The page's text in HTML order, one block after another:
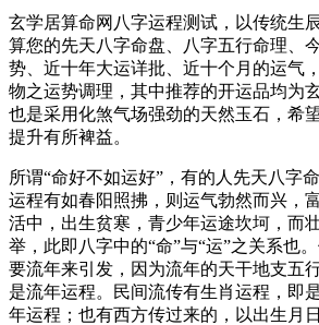
玄学居算命网八字运程测试，以传统生
算您的先天八字命盘、八字五行命理、
势、近十年大运详批、近十个月的运气
物之运势调理，其中推荐的开运品均为
也是采用化煞气场强劲的天然玉石，希
提升有所裨益。
所谓“命好不如运好”，有的人先天八字
运程有如春阳照拂，则运气勃然而兴，
活中，出生贫寒，青少年运途坎坷，而
举，此即八字中的“命”与“运”之关系也
要流年来引发，因为流年的天干地支五
是流年运程。民间流传有生肖运程，即
年运程；也有西方传过来的，以出生月